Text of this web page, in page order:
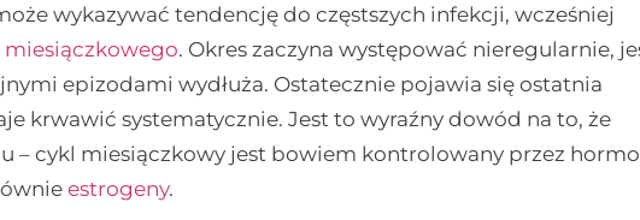
wykazywać tendencję do częstszych infekcji, wcześniej
miesiączkowego. Okres zaczyna występować nieregularnie,
epizodami wydłuża. Ostatecznie pojawia się ostatnia
krwawić systematycznie. Jest to wyraźny dowód na to, że
– cykl miesiączkowy jest bowiem kontrolowany przez
estrogeny.